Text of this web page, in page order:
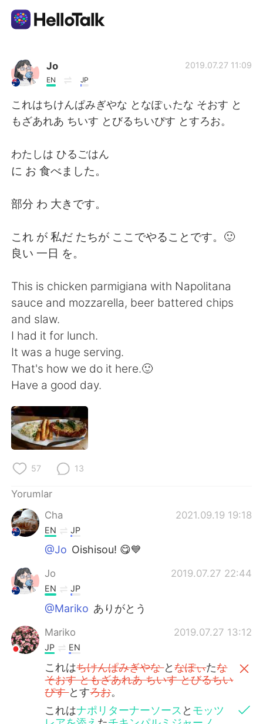
Dil Değişimi Uygulaması
Türkçe
English
繁體中文
العربية Français
Русский
ไทย
Italiano Tiếng Việt
Português
Jo
EN JP
2019.07.27 11:09
これはちけんぱみぎやな となぽぃたな そおす と
もざあれあ ちいす とびるちいぴす とすろお。
わたしは ひるごはん
に お 食べました。
部分 わ 大きです。
これ が 私だ たちが ここでやることです。🙂
良い 一日 を。
This is chicken parmigiana with Napolitana
sauce and mozzarella, beer battered chips
and slaw.
I had it for lunch.
It was a huge serving.
That's how we do it here.🙂
Have a good day.
57 13
Yorumlar
Cha
2021.09.19 19:18
EN JP
@Jo Oishisou! 😋💙
Jo 2019.07.27 22:44
EN JP
@Mariko ありがとう
Mariko 2019.07.27 13:12
JP EN
これはちけんぱみぎやなとなぽぃたな
そおす ともざあれあ ちいす とびるちい
ぴすとすろお。
これはナポリターナーソース と モッツ